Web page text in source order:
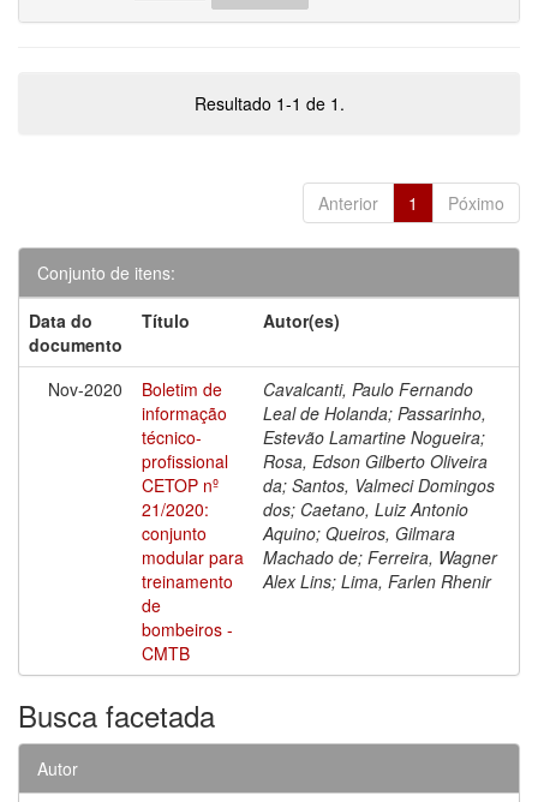
Resultado 1-1 de 1.
Anterior 1 Póximo
Conjunto de itens:
Data do
documento
Título Autor(es)
Nov-2020
Boletim de
informação
técnico-
profissional
CETOP nº
21/2020:
conjunto
modular para
treinamento
de
bombeiros -
CMTB
Cavalcanti, Paulo Fernando
Leal de Holanda; Passarinho,
Estevão Lamartine Nogueira;
Rosa, Edson Gilberto Oliveira
da; Santos, Valmeci Domingos
dos; Caetano, Luiz Antonio
Aquino; Queiros, Gilmara
Machado de; Ferreira, Wagner
Alex Lins; Lima, Farlen Rhenir
Busca facetada
Autor